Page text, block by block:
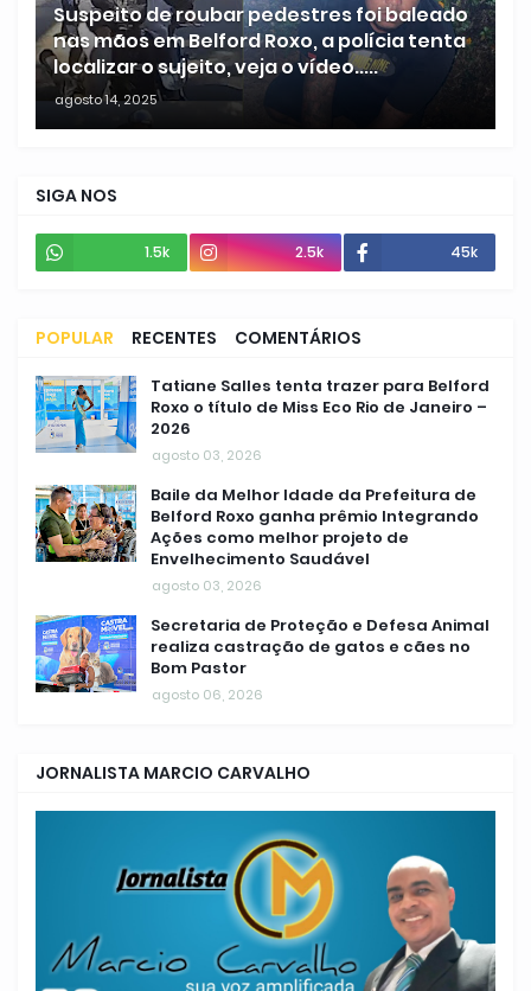
Suspeito de roubar pedestres foi baleado
nas mãos em Belford Roxo, a polícia tenta
localizar o sujeito, veja o vídeo.....
agosto 14, 2025
SIGA NOS
1.5k 2.5k 45k
POPULAR RECENTES COMENTÁRIOS
Tatiane Salles tenta trazer para Belford
Roxo o título de Miss Eco Rio de Janeiro –
2026
agosto 03, 2026
Baile da Melhor Idade da Prefeitura de
Belford Roxo ganha prêmio Integrando
Ações como melhor projeto de
Envelhecimento Saudável
agosto 03, 2026
Secretaria de Proteção e Defesa Animal
realiza castração de gatos e cães no
Bom Pastor
agosto 06, 2026
JORNALISTA MARCIO CARVALHO